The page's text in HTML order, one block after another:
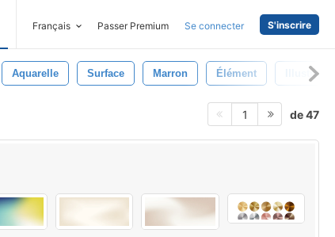
Français Passer Premium Se connecter S'inscrire
Aquarelle Surface Marron Élément
1 de 47